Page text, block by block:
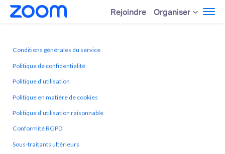
Rejoindre Organiser
Conditions générales du service
Politique de confidentialité
Politique d’utilisation
Politique en matière de cookies
Politique d’utilisation raisonnable
Conformité RGPD
Sous-traitants ultérieurs